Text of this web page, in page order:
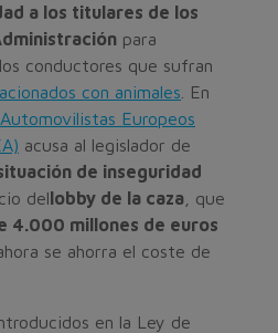
a los titulares de los
para
conductores que sufran
con animales . En
Automovilistas Europeos
acusa al legislador de
de inseguridad
dellobby de la caza , que
4.000 millones de euros
se ahorra el coste de
en la Ley de